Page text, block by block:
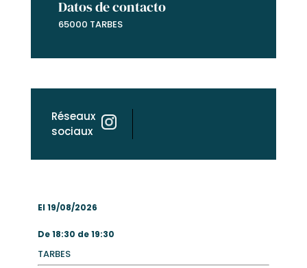
Datos de contacto
65000 TARBES
Réseaux
sociaux
El 19/08/2026
De 18:30 de 19:30
TARBES